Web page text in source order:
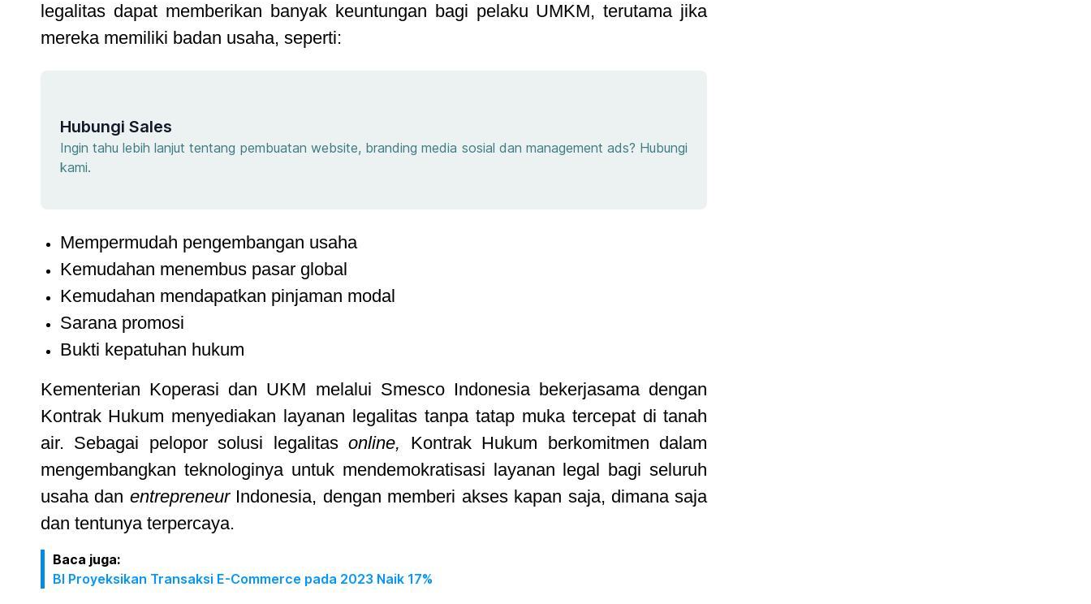
legalitas dapat memberikan banyak keuntungan bagi pelaku UMKM, terutama jika
mereka memiliki badan usaha, seperti:
Hubungi Sales
Ingin tahu lebih lanjut tentang pembuatan website, branding media sosial dan management ads? Hubungi
kami.
Mempermudah pengembangan usaha
Kemudahan menembus pasar global
Kemudahan mendapatkan pinjaman modal
Sarana promosi
Bukti kepatuhan hukum
Kementerian Koperasi dan UKM melalui Smesco Indonesia bekerjasama dengan
Kontrak Hukum menyediakan layanan legalitas tanpa tatap muka tercepat di tanah
air. Sebagai pelopor solusi legalitasonline, Kontrak Hukum berkomitmen dalam
mengembangkan teknologinya untuk mendemokratisasi layanan legal bagi seluruh
usaha dan entrepreneur Indonesia, dengan memberi akses kapan saja, dimana saja
dan tentunya terpercaya.
Baca juga:
BI Proyeksikan Transaksi E-Commerce pada 2023 Naik 17%